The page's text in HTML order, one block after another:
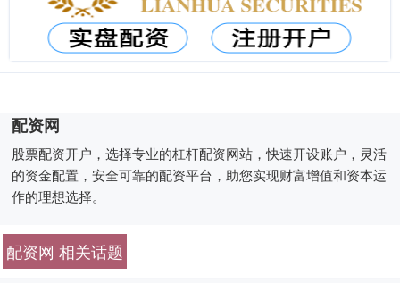
配资网
股票配资开户，选择专业的杠杆配资网站，快速开设账户，灵活
的资金配置，安全可靠的配资平台，助您实现财富增值和资本运
作的理想选择。
配资网 相关话题